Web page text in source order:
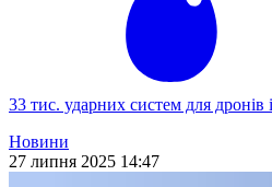
33 тис. ударних систем для
Новини
27 липня 2025 14:47